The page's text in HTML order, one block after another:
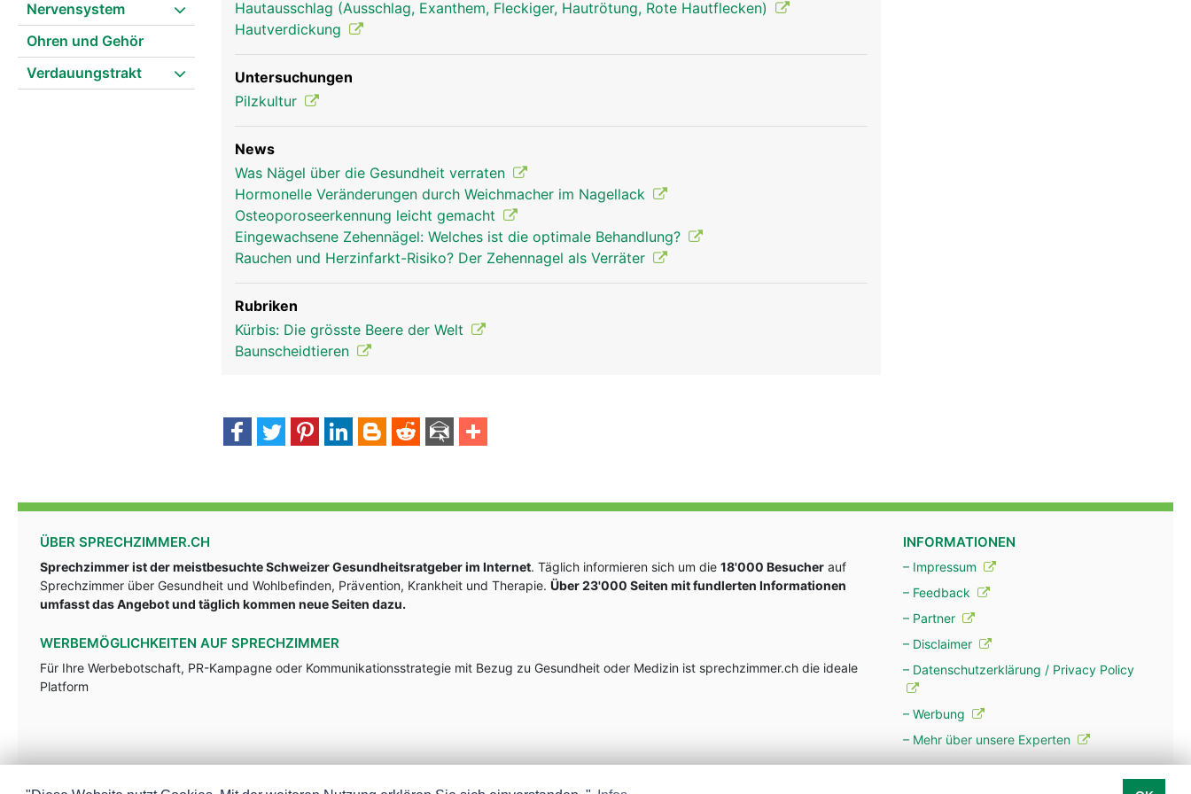
Nervensystem
Ohren und Gehör
Verdauungstrakt
Hautausschlag (Ausschlag, Exanthem, Fleckiger, Hautrötung, Rote Hautflecken)
Hautverdickung
Untersuchungen
Pilzkultur
News
Was Nägel über die Gesundheit verraten
Hormonelle Veränderungen durch Weichmacher im Nagellack
Osteoporoseerkennung leicht gemacht
Eingewachsene Zehennägel: Welches ist die optimale Behandlung?
Rauchen und Herzinfarkt-Risiko? Der Zehennagel als Verräter
Rubriken
Kürbis: Die grösste Beere der Welt
Baunscheidtieren
ÜBER SPRECHZIMMER.CH
Sprechzimmer ist der meistbesuchte Schweizer Gesundheitsratgeber im Internet. Täglich informieren sich um die 18'000 Besucher auf
Sprechzimmer über Gesundheit und Wohlbefinden, Prävention, Krankheit und Therapie. Über 23'000 Seiten mit fundlerten Informationen
umfasst das Angebot und täglich kommen neue Seiten dazu.
WERBEMÖGLICHKEITEN AUF SPRECHZIMMER
Für Ihre Werbebotschaft, PR-Kampagne oder Kommunikationsstrategie mit Bezug zu Gesundheit oder Medizin ist sprechzimmer.ch die ideale
Platform
INFORMATIONEN
– Impressum
– Feedback
– Partner
– Disclaimer
– Datenschutzerklärung / Privacy Policy
– Werbung
– Mehr über unsere Experten